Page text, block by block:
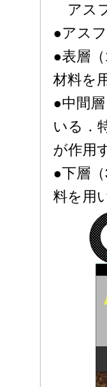
アス
●アス
●表層
材料を
●中間
いる．
が作用
●下層
料を用